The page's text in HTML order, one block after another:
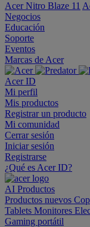
Acer Nitro Blaze 11
Negocios
Educación
Soporte
Eventos
Marcas de Acer
Acer ID
Mi perfil
Mis productos
Registrar un producto
Mi comunidad
Cerrar sesión
Iniciar sesión
Registrarse
¿Qué es Acer ID?
AI Productos
Productos nuevos
Tablets Monitores
Gaming portátil